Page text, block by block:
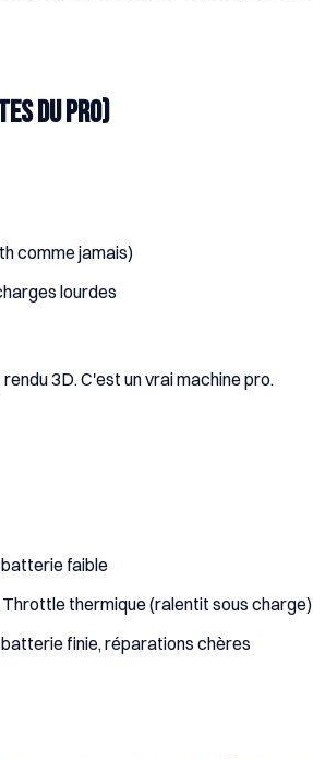
du pro)
comme jamais)
lourdes
3D. C'est un vrai machine pro.
faible
thermique (ralentit sous charge)
finie, réparations chères